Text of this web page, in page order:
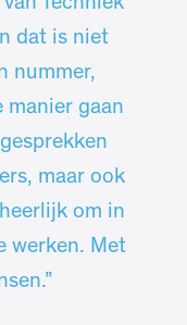
Techniek
dat is niet
nummer,
manier gaan
maar ook
om in
werken. Met